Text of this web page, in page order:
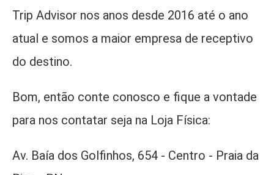
Trip Advisor nos anos desde 2016 até o ano
atual e somos a maior empresa de receptivo
do destino.
Bom, então conte conosco e fique a vontade
para nos contatar seja na Loja Física:
Av. Baía dos Golfinhos, 654 - Centro - Praia da